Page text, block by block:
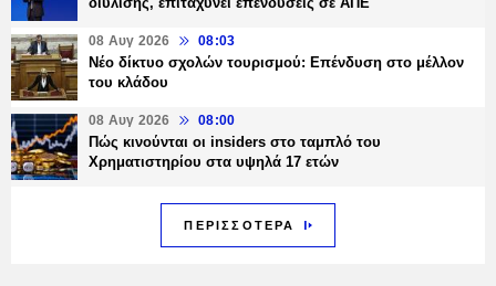
08 Αυγ 2026 08:03
Νέο δίκτυο σχολών τουρισμού: Επένδυση στο μέλλον
του κλάδου
08 Αυγ 2026 08:00
Πώς κινούνται οι insiders στο ταμπλό του
Χρηματιστηρίου στα υψηλά 17 ετών
ΠΕΡΙΣΣΟΤΕΡΑ